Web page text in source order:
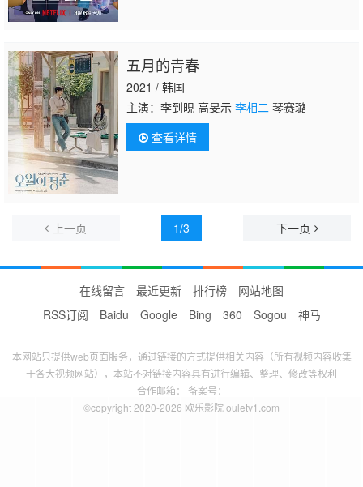
五月的青春
2021 / 韩国
主演：李到晛 高旻示 李相二 琴赛璐
查看详情
上一页 1/3 下一页
在线留言 最近更新 排行榜
网站地图
RSS订阅
Baidu Google Bing 360 Sogou 神马
本网站只提供web页面服务，通过链接的方式提供相关内容（所有视频内容收集
于各大视频网站），本站不对链接内容具有进行编辑、整理、修改等权利
合作邮箱： 备案号：
©copyright 2020-2026 欧乐影院 ouletv1.com